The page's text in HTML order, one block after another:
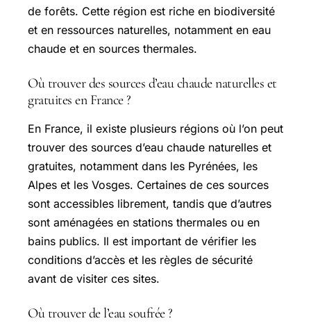
de forêts. Cette région est riche en biodiversité
et en ressources naturelles, notamment en eau
chaude et en sources thermales.
Où trouver des sources d’eau chaude naturelles et
gratuites en France ?
En France, il existe plusieurs régions où l’on peut
trouver des sources d’eau chaude naturelles et
gratuites, notamment dans les Pyrénées, les
Alpes et les Vosges. Certaines de ces sources
sont accessibles librement, tandis que d’autres
sont aménagées en stations thermales ou en
bains publics. Il est important de vérifier les
conditions d’accès et les règles de sécurité
avant de visiter ces sites.
Où trouver de l’eau soufrée ?